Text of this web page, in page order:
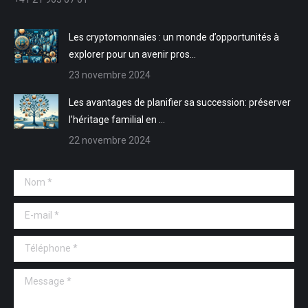
Les cryptomonnaies : un monde d’opportunités à
explorer pour un avenir pros…
23 novembre 2024
Les avantages de planifier sa succession: préserver
l’héritage familial en …
22 novembre 2024
Nom *
E-mail *
Téléphone *
Message *